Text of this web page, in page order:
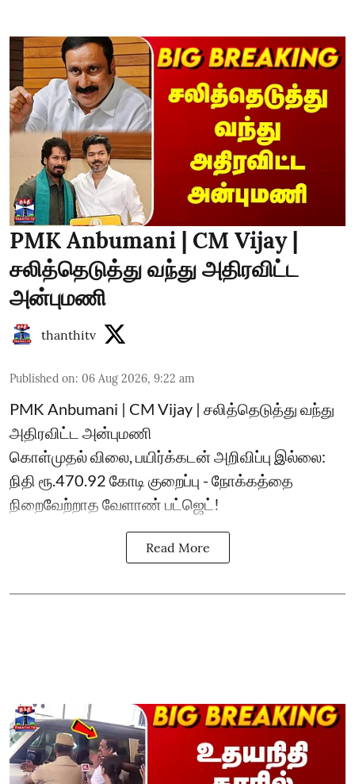
PMK Anbumani | CM Vijay |
சலித்தெடுத்து வந்து அதிரவிட்ட
அன்புமணி
thanthitv
Published on: 06 Aug 2026, 9:22 am
PMK Anbumani | CM Vijay | சலித்தெடுத்து வந்து
அதிரவிட்ட அன்புமணி
கொள்முதல் விலை, பயிர்க்கடன் அறிவிப்பு இல்லை:
நிதி ரூ.470.92 கோடி குறைப்பு - நோக்கத்தை
நிறைவேற்றாத வேளாண் பட்ஜெட்!
Read More